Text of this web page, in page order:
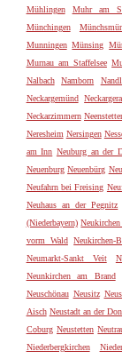
Mühlingen
Muhr am
Münchingen
Munningen Münsing
Murnau am Staffelsee
Nalbach
Namborn
Neckargemünd
Neckarzimmern
Neresheim Nersingen
am Inn Neuburg an der
Neuenburg Neuenbürg
Neufahrn bei Freising
Neuhaus an der Pegnitz
(Niederbayern)
vorm Wald Neukirchen-
Neumarkt-Sankt Veit
Neunkirchen am Brand
Neuschönau Neusitz
Aisch Neustadt an der
Coburg Neustetten
Niederbergkirchen